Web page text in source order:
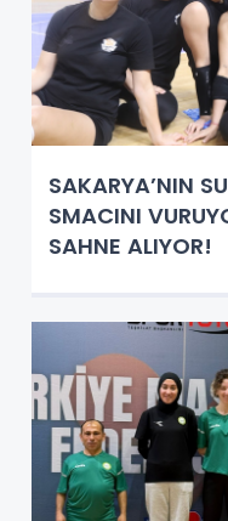
SAKARYA’NIN
SMACINI
SAHNE ALIYOR!